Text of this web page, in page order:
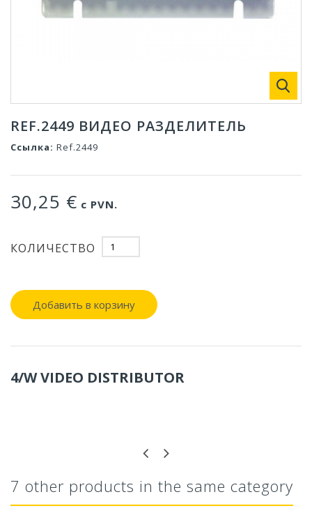
REF.2449 ВИДЕО РАЗДЕЛИТЕЛЬ
Ссылка: Ref.2449
30,25 € с PVN.
КОЛИЧЕСТВО
Добавить в корзину
4/W VIDEO DISTRIBUTOR
7 other products in the same category